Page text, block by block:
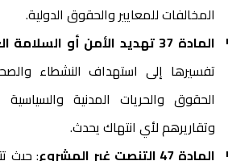
المخالفات للمعايير والحقوق الدولية.
المادة 37 تهديد الأمن أو السلامة العامة:
تفسيرها إلى استهداف النشطاء
الحقوق والحريات المدنية
وتقاريرهم لأي انتهاك يحدث.
المادة 47 التنصت غير المشروع
: حيث